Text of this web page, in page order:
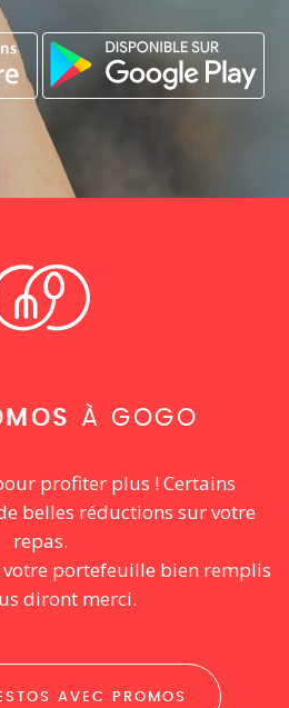
À GOGO
profiter plus ! Certains
belles réductions sur votre
repas.
votre portefeuille bien remplis
diront merci.
AVEC PROMOS